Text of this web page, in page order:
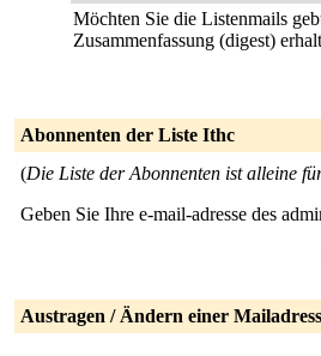
Möchten Sie die Listenmails
Zusammenfassung (digest)
Abonnenten der Liste Ithc
(Die Liste der Abonnenten ist alleine
Geben Sie Ihre e-mail-adresse des
Austragen / Ändern einer